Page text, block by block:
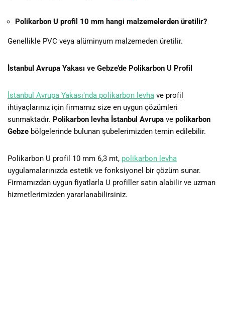
Polikarbon U profil 10 mm hangi malzemelerden üretilir?
Genellikle PVC veya alüminyum malzemeden üretilir.
İstanbul Avrupa Yakası ve Gebze’de Polikarbon U Profil
İstanbul Avrupa Yakası’nda polikarbon levha ve profil
ihtiyaçlarınız için firmamız size en uygun çözümleri
sunmaktadır. Polikarbon levha İstanbul Avrupa ve polikarbon
Gebze bölgelerinde bulunan şubelerimizden temin edilebilir.
Polikarbon U profil 10 mm 6,3 mt, polikarbon levha
uygulamalarınızda estetik ve fonksiyonel bir çözüm sunar.
Firmamızdan uygun fiyatlarla U profiller satın alabilir ve uzman
hizmetlerimizden yararlanabilirsiniz.